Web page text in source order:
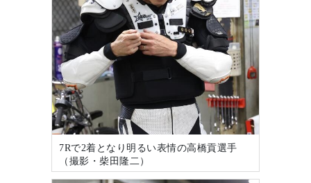
7Rで2着となり明るい表情の高橋貢選手
（撮影・柴田隆二）